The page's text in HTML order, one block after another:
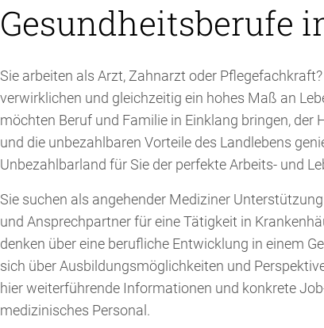
Gesundheitsberufe
Sie arbeiten als Arzt, Zahnarzt oder
verwirklichen und gleichzeitig ein hohes Maß an
möchten Beruf und Familie in Einklang bringen, der
und die unbezahlbaren Vorteile des Landlebens
Unbezahlbarland für Sie der perfekte Arbeits- und
Sie suchen als angehender Mediziner
und Ansprechpartner für eine Tätigkeit in
denken über eine berufliche Entwicklung in einem
sich über Ausbildungsmöglichkeiten und
hier weiterführende Informationen und konkrete
medizinisches Personal.